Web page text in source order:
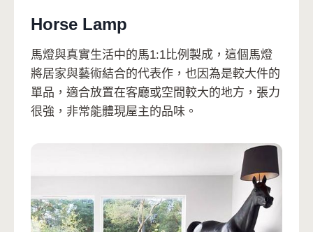
Horse Lamp
馬燈與真實生活中的馬1:1比例製成，這個馬燈
將居家與藝術結合的代表作，也因為是較大件的
單品，適合放置在客廳或空間較大的地方，張力
很強，非常能體現屋主的品味。